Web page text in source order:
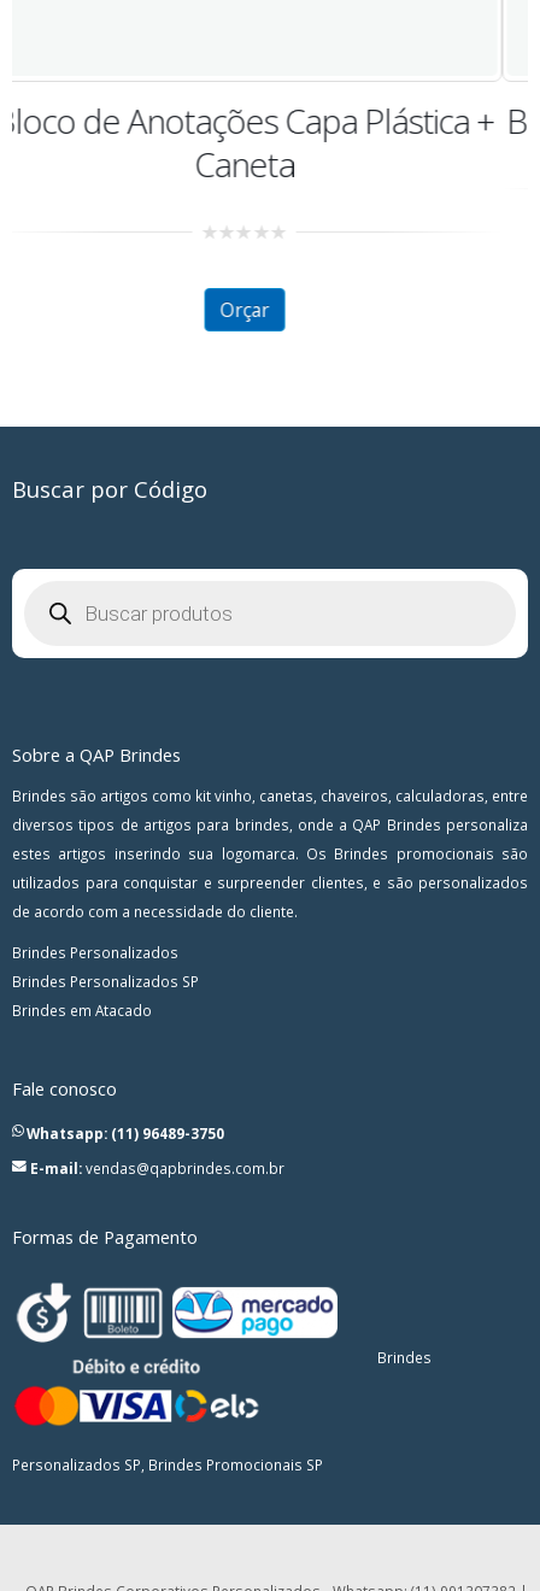
Bloco de Anotações Cubo c/ Caneta
out
Buscar por Código
produtos
Sobre a QAP Brindes
Brindes são artigos como kit vinho, canetas, chaveiros, calculadoras, entre
diversos tipos de artigos para brindes, onde a QAP Brindes personaliza
estes artigos inserindo sua logomarca. Os Brindes promocionais são
utilizados para conquistar e surpreender clientes, e são personalizados
de acordo com a necessidade do cliente.
Brindes Personalizados
Brindes Personalizados SP
Brindes em Atacado
Fale conosco
Whatsapp: (11) 96489-3750
E-mail:vendas@qapbrindes.com.br
Formas de Pagamento
Brindes
Personalizados SP, Brindes Promocionais SP